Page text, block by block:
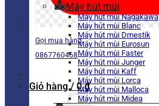
Gọi mua hàng
0867760468
Giỏ hàng / 0₫
Máy hút mùi
Máy hút mùi Nagakawa
Máy hút mùi Blanc
Máy hút mùi Dmestik
Máy hút mùi Eurosun
Máy hút mùi Faster
Máy hút mùi Junger
Máy hút mùi Kaff
Máy hút mùi Lorca
Máy hút mùi Malloca
Máy hút mùi Midea